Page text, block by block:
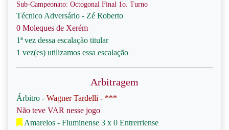
Sub-Campeonato: Octogonal Final 1o. Turno
Técnico Adversário - Zé Roberto
0 Moleques de Xerém
1ª vez dessa escalação titular
1 vez(es) utilizamos essa escalação
Arbitragem
Árbitro - Wagner Tardelli - ***
Não teve VAR nesse jogo
Amarelos - Fluminense 3 x 0 Entrerriense